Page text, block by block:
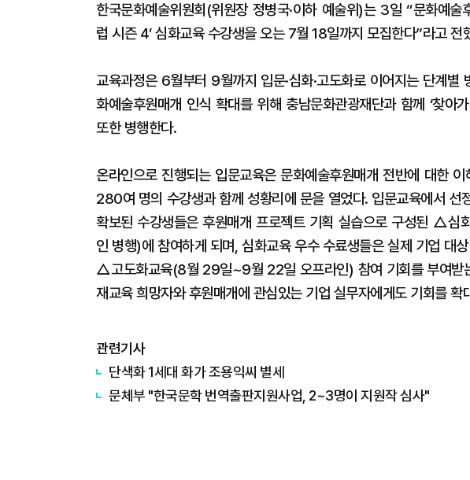
한국문화예술위원회(위원장 정병국·이하 예술위)는 3일 “문화예술
럽 시즌 4’ 심화교육 수강생을 오는 7월 18일까지 모집한다”라고 전
교육과정은 6월부터 9월까지 입문·심화·고도화로 이어지는 단계별
화예술후원매개 인식 확대를 위해 충남문화관광재단과 함께 ‘찾아
또한 병행한다.
온라인으로 진행되는 입문교육은 문화예술후원매개 전반에 대한
280여 명의 수강생과 함께 성황리에 문을 열었다. 입문교육에서 선
확보된 수강생들은 후원매개 프로젝트 기획 실습으로 구성된 △
인 병행)에 참여하게 되며, 심화교육 우수 수료생들은 실제 기업 대
△고도화교육(8월 29일~9월 22일 오프라인) 참여 기회를 부여
재교육 희망자와 후원매개에 관심있는 기업 실무자에게도 기회를 확
관련기사
​단색화 1세대 화가 조용익씨 별세
​문체부 "한국문학 번역출판지원사업, 2~3명이 지원작 심사"